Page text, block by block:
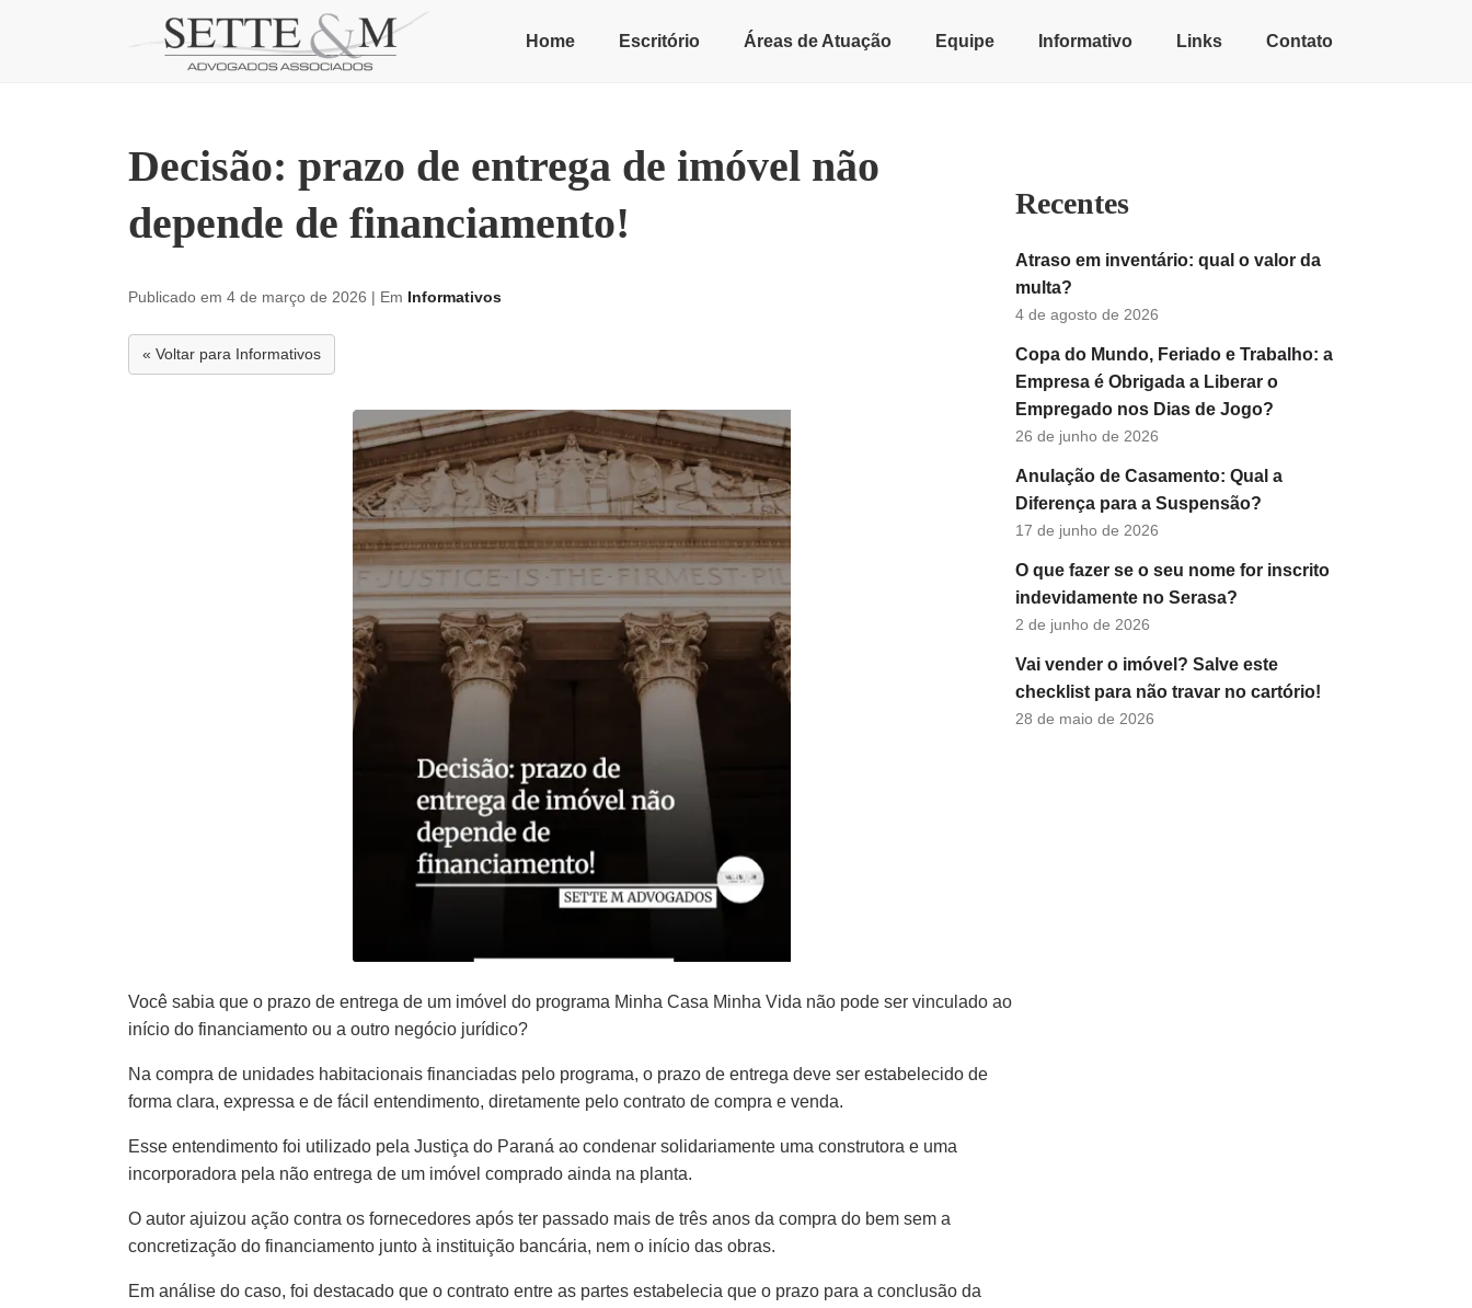
Home Escritório Áreas de Atuação Equipe Informativo Links Contato
Decisão: prazo de entrega de imóvel não
depende de financiamento!
Publicado em 4 de março de 2026 | Em Informativos
« Voltar para Informativos
Você sabia que o prazo de entrega de um imóvel do programa Minha Casa Minha Vida não pode ser vinculado ao
início do financiamento ou a outro negócio jurídico?
Na compra de unidades habitacionais financiadas pelo programa, o prazo de entrega deve ser estabelecido de
forma clara, expressa e de fácil entendimento, diretamente pelo contrato de compra e venda.
Esse entendimento foi utilizado pela Justiça do Paraná ao condenar solidariamente uma construtora e uma
incorporadora pela não entrega de um imóvel comprado ainda na planta.
O autor ajuizou ação contra os fornecedores após ter passado mais de três anos da compra do bem sem a
concretização do financiamento junto à instituição bancária, nem o início das obras.
Em análise do caso, foi destacado que o contrato entre as partes estabelecia que o prazo para a conclusão da
Recentes
Atraso em inventário: qual o valor da
multa?
4 de agosto de 2026
Copa do Mundo, Feriado e Trabalho: a
Empresa é Obrigada a Liberar o
Empregado nos Dias de Jogo?
26 de junho de 2026
Anulação de Casamento: Qual a
Diferença para a Suspensão?
17 de junho de 2026
O que fazer se o seu nome for inscrito
indevidamente no Serasa?
2 de junho de 2026
Vai vender o imóvel? Salve este
checklist para não travar no cartório!
28 de maio de 2026